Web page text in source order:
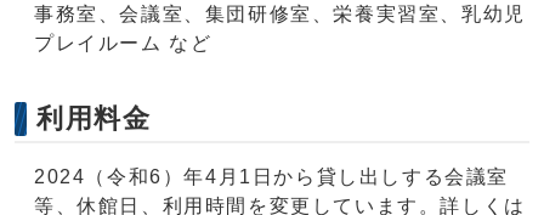
事務室、会議室、集団研修室、栄養実習室、乳幼児
プレイルーム など
利用料金
2024（令和6）年4月1日から貸し出しする会議室
等、休館日、利用時間を変更しています。詳しくは